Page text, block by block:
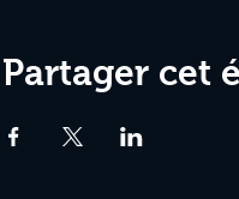
Partager cet